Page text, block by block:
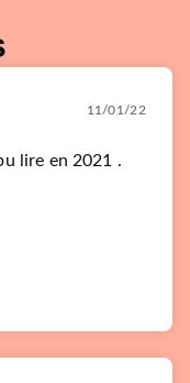
11/01/22
lire en 2021 .